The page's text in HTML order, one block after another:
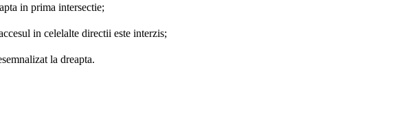
in prima intersectie;
in celelalte directii este interzis;
la dreapta.